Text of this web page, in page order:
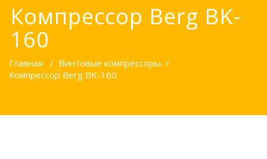
Компрессор Berg BK-
160
Главная / Винтовые компрессоры /
Компрессор Berg BK-160